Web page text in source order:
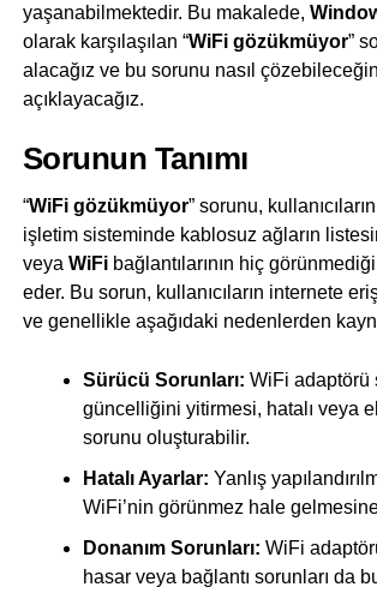
yaşanabilmektedir. Bu makalede,
olarak karşılaşılan “WiFi gözükmüyor”
alacağız ve bu sorunu nasıl
açıklayacağız.
Sorunun Tanımı
“WiFi gözükmüyor” sorunu, kullanıcıların
işletim sisteminde kablosuz ağların
veya WiFi bağlantılarının hiç
eder. Bu sorun, kullanıcıların internete
ve genellikle aşağıdaki nedenlerden
Sürücü Sorunları: WiFi adaptörü
güncelliğini yitirmesi, hatalı veya
sorunu oluşturabilir.
Hatalı Ayarlar: Yanlış
WiFi’nin görünmez hale
Donanım Sorunları: WiFi
hasar veya bağlantı sorunları da